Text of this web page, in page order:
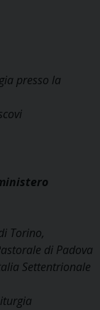
presso la
Torino,
di Padova
Settentrionale